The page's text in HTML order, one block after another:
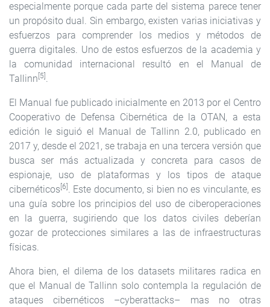
especialmente porque cada parte del sistema parece tener
un propósito dual. Sin embargo, existen varias iniciativas y
esfuerzos para comprender los medios y métodos de
guerra digitales. Uno de estos esfuerzos de la academia y
la comunidad internacional resultó en el Manual de
Tallinn [5] .
El Manual fue publicado inicialmente en 2013 por el Centro
Cooperativo de Defensa Cibernética de la OTAN, a esta
edición le siguió el Manual de Tallinn 2.0, publicado en
2017 y, desde el 2021, se trabaja en una tercera versión que
busca ser más actualizada y concreta para casos de
espionaje, uso de plataformas y los tipos de ataque
cibernéticos [6] . Este documento, si bien no es vinculante, es
una guía sobre los principios del uso de ciberoperaciones
en la guerra, sugiriendo que los datos civiles deberían
gozar de protecciones similares a las de infraestructuras
físicas.
Ahora bien, el dilema de los datasets militares radica en
que el Manual de Tallinn solo contempla la regulación de
ataques cibernéticos –cyberattacks– mas no otras